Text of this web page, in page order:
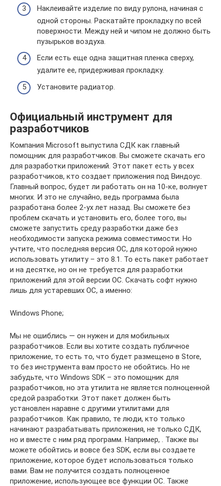
Наклеивайте изделие по виду рулона, начиная с
одной стороны. Раскатайте прокладку по всей
поверхности. Между ней и чипом не должно быть
пузырьков воздуха.
Если есть еще одна защитная пленка сверху,
удалите ее, придерживая прокладку.
Установите радиатор.
Официальный инструмент для
разработчиков
Компания Microsoft выпустила СДК как главный
помощник для разработчиков. Вы сможете скачать его
для разработки приложений. Этот пакет есть у всех
разработчиков, кто создает приложения под Виндоус.
Главный вопрос, будет ли работать он на 10-ке, волнует
многих. И это не случайно, ведь программа была
разработана более 2-ух лет назад. Вы сможете без
проблем скачать и установить его, более того, вы
сможете запустить среду разработки даже без
необходимости запуска режима совместимости. Но
учтите, что последняя версия ОС, для которой нужно
использовать утилиту – это 8.1. То есть пакет работает
и на десятке, но он не требуется для разработки
приложений для этой версии ОС. Скачать софт нужно
лишь для устаревших ОС, а именно:
Windows Phone;
Мы не ошиблись — он нужен и для мобильных
разработчиков. Если вы хотите создать публичное
приложение, то есть то, что будет размещено в Store,
то без инструмента вам просто не обойтись. Но не
забудьте, что Windows SDK – это помощник для
разработчиков, но эта утилита не является полноценной
средой разработки. Этот пакет должен быть
установлен наравне с другими утилитами для
разработчиков. Как правило, те люди, кто только
начинают разрабатывать приложения, не только СДК,
но и вместе с ним ряд программ. Например, . Также вы
можете обойтись и вовсе без SDK, если вы создаете
приложение, которое будет использоваться только
вами. Вам не получится создать полноценное
приложение, использующее все функции ОС. Также